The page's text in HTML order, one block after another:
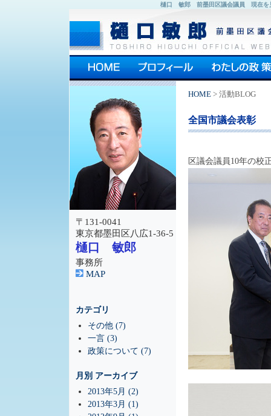
樋口 敏郎 前墨田区議会議員 現在を見
〒131-0041
東京都墨田区八広1-36-5
樋口 敏郎
事務所
MAP
カテゴリ
その他 (7)
一言 (3)
政策について (7)
月別 アーカイブ
2013年5月 (2)
2013年3月 (1)
HOME > 活動BLOG
全国市議会表彰
区議会議員10年の校